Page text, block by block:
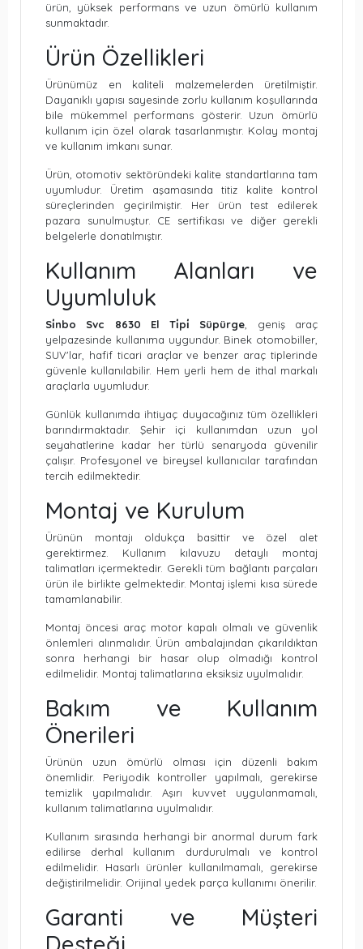
ürün, yüksek performans ve uzun ömürlü kullanım
sunmaktadır.
Ürün Özellikleri
Ürünümüz en kaliteli malzemelerden üretilmiştir.
Dayanıklı yapısı sayesinde zorlu kullanım koşullarında
bile mükemmel performans gösterir. Uzun ömürlü
kullanım için özel olarak tasarlanmıştır. Kolay montaj
ve kullanım imkanı sunar.
Ürün, otomotiv sektöründeki kalite standartlarına tam
uyumludur. Üretim aşamasında titiz kalite kontrol
süreçlerinden geçirilmiştir. Her ürün test edilerek
pazara sunulmuştur. CE sertifikası ve diğer gerekli
belgelerle donatılmıştır.
Kullanım Alanları ve
Uyumluluk
Si̇nbo Svc 8630 El Ti̇pi̇ Süpürge , geniş araç
yelpazesinde kullanıma uygundur. Binek otomobiller,
SUV'lar, hafif ticari araçlar ve benzer araç tiplerinde
güvenle kullanılabilir. Hem yerli hem de ithal markalı
araçlarla uyumludur.
Günlük kullanımda ihtiyaç duyacağınız tüm özellikleri
barındırmaktadır. Şehir içi kullanımdan uzun yol
seyahatlerine kadar her türlü senaryoda güvenilir
çalışır. Profesyonel ve bireysel kullanıcılar tarafından
tercih edilmektedir.
Montaj ve Kurulum
Ürünün montajı oldukça basittir ve özel alet
gerektirmez. Kullanım kılavuzu detaylı montaj
talimatları içermektedir. Gerekli tüm bağlantı parçaları
ürün ile birlikte gelmektedir. Montaj işlemi kısa sürede
tamamlanabilir.
Montaj öncesi araç motor kapalı olmalı ve güvenlik
önlemleri alınmalıdır. Ürün ambalajından çıkarıldıktan
sonra herhangi bir hasar olup olmadığı kontrol
edilmelidir. Montaj talimatlarına eksiksiz uyulmalıdır.
Bakım ve Kullanım
Önerileri
Ürünün uzun ömürlü olması için düzenli bakım
önemlidir. Periyodik kontroller yapılmalı, gerekirse
temizlik yapılmalıdır. Aşırı kuvvet uygulanmamalı,
kullanım talimatlarına uyulmalıdır.
Kullanım sırasında herhangi bir anormal durum fark
edilirse derhal kullanım durdurulmalı ve kontrol
edilmelidir. Hasarlı ürünler kullanılmamalı, gerekirse
değiştirilmelidir. Orijinal yedek parça kullanımı önerilir.
Garanti ve Müşteri